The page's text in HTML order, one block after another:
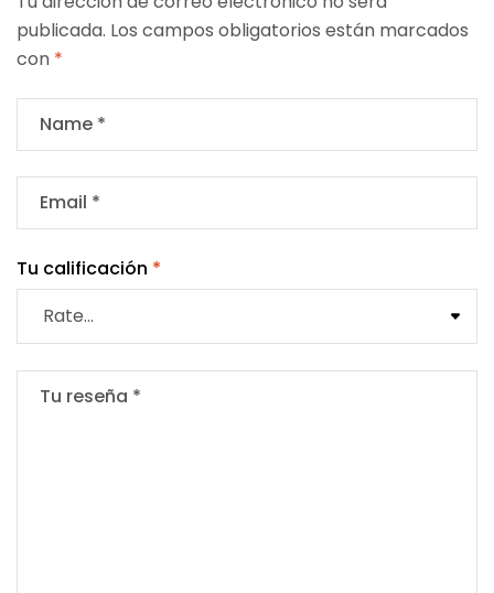
publicada. Los campos obligatorios están marcados
con *
Tu calificación *